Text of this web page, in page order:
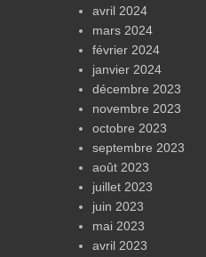
avril 2024
mars 2024
février 2024
janvier 2024
décembre 2023
novembre 2023
octobre 2023
septembre 2023
août 2023
juillet 2023
juin 2023
mai 2023
avril 2023